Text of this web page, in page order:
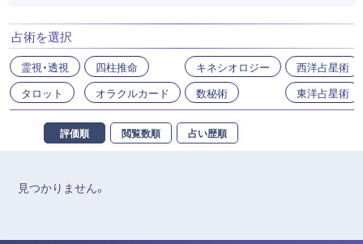
占術を選択
霊視・透視
タロット
四柱推命
オラクルカード
キネシオロジー
数秘術
西洋占星術
東洋占星術
評価順 閲覧数順 占い歴順
見つかりません。